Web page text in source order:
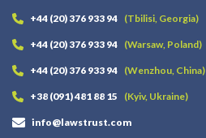
+44 (20) 376 933 94 (Tbilisi, Georgia)
+44 (20) 376 933 94 (Warsaw, Poland)
+44 (20) 376 933 94 (Wenzhou, China)
+38 (091) 481 88 15 (Kyiv, Ukraine)
info@lawstrust.com